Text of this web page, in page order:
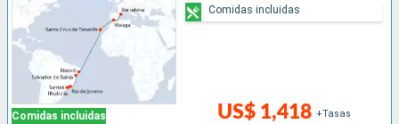
Comidas incluidas US$ 1,418 +Tasas
Comidas incluidas